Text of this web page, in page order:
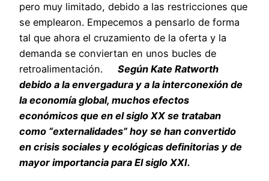
pero muy limitado, debido a las restricciones que
se emplearon. Empecemos a pensarlo de forma
tal que ahora el cruzamiento de la oferta y la
demanda se conviertan en unos bucles de
retroalimentación.
Según Kate Ratworth
debido a la envergadura y a la interconexión de
la economía global, muchos efectos
económicos que en el siglo XX se trataban
como “externalidades” hoy se han convertido
en crisis sociales y ecológicas definitorias y de
mayor importancia para El siglo XXI.